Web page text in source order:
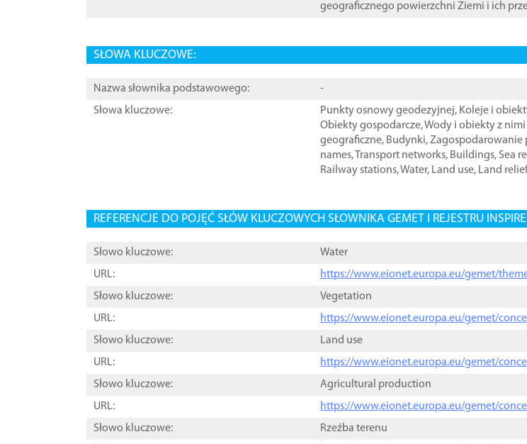
geograficznego powierzchni Ziemi i ich
SŁOWA KLUCZOWE:
Nazwa słownika podstawowego:
-
Słowa kluczowe:
Punkty osnowy geodezyjnej, Koleje i
Obiekty gospodarcze,Wody i obiekty z
geograficzne, Budynki,Zagospodarowanie
names,Transport networks, Buildings, Sea
Railway stations,Water, Land use, Land relief
REFERENCJE DO POJĘĆ SŁÓW KLUCZOWYCH SŁOWNIKA GEMET I REJESTRU
Słowo kluczowe:
Water
URL:
https://www.eionet.europa.eu/gemet/
Słowo kluczowe:
Vegetation
URL:
https://www.eionet.europa.eu/gemet/
Słowo kluczowe:
Land use
URL:
https://www.eionet.europa.eu/gemet/
Słowo kluczowe:
Agricultural production
URL:
https://www.eionet.europa.eu/gemet/
Słowo kluczowe:
Rzeźba terenu